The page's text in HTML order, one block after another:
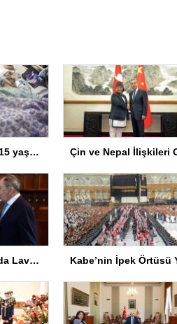
TikTok’taki akım 15 yaşındaki kız çocuğunu hayattan kopardı
Fidan, Moskova’da Lavrov ile Görüştü